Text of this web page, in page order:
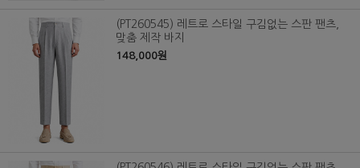
(PT260545) 레트로 스타일 구김없는 스판 팬츠,
맞춤 제작 바지
148,000원